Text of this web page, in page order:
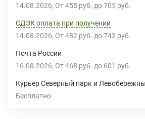
14.08.2026 От 455 руб. до 705 руб.
СДЭК оплата при получении
14.08.2026 От 482 руб. до 742 руб.
Почта России
16.08.2026 От 468 руб. до 601 руб.
Курьер Северный парк и
Бесплатно